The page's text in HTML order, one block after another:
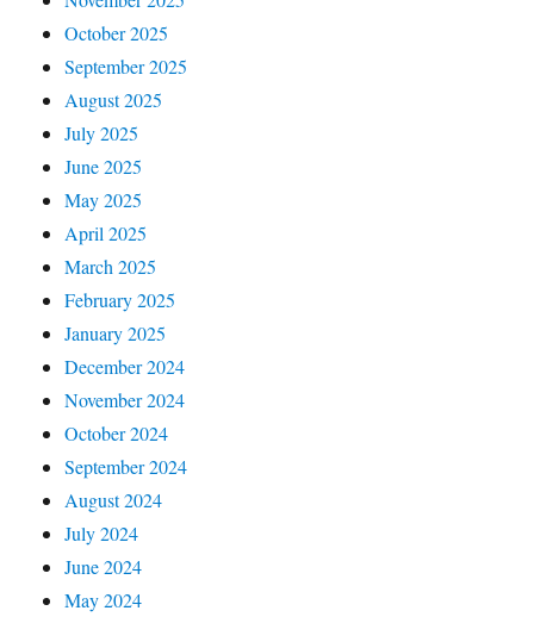
October 2025
September 2025
August 2025
July 2025
June 2025
May 2025
April 2025
March 2025
February 2025
January 2025
December 2024
November 2024
October 2024
September 2024
August 2024
July 2024
June 2024
May 2024